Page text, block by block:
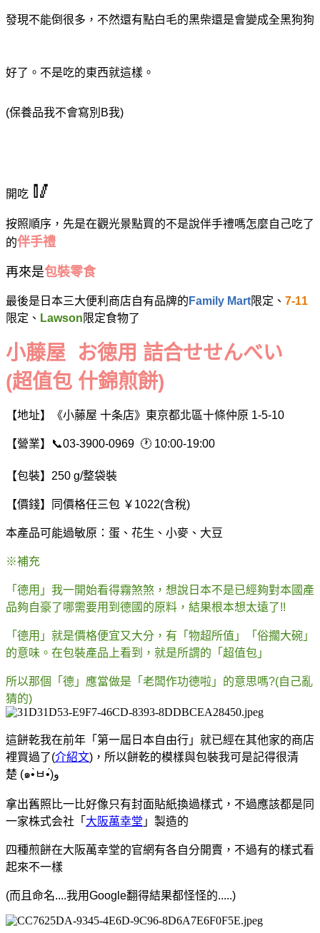
發現不能倒很多，不然還有點白毛的黑柴還是會變成全黑狗狗
好了。不是吃的東西就這樣。
(保養品我不會寫別B我)
開吃 🥢
按照順序，先是在觀光景點買的不是說伴手禮嗎怎麼自己吃了
的伴手禮
再來是包裝零食
最後是日本三大便利商店自有品牌的 Family Mart限定、 7-11
限定、 Lawson 限定食物了
小藤屋 お徳用 詰合せせんべい
(超值包 什錦煎餅)
【地址】《小藤屋 十条店》東京都北區十條仲原 1-5-10
【營業】📞03-3900-0969 🕐 10:00-19:00
【包裝】250 g/整袋裝
【價錢】同價格任三包 ￥1022(含稅)
本產品可能過敏原：蛋、花生、小麥、大豆
※補充
「德用」我一開始看得霧煞煞，想說日本不是已經夠對本國產
品夠自豪了哪需要用到德國的原料， 結果根本想太遠了!!
「德用」就是價格便宜又大分，有「物超所值」「俗擱大碗」
的意味。在包裝產品上看到 ，就是所謂的「超值包」
所以那個「德」應當做是「老闆作功德啦」的意思嗎?(自己亂
猜的)
這餅乾我在前年「第一屆日本自由行」就已經在其他家的商店
裡買過了(介紹文)，所以餅乾的模樣與包裝我可是記得很清
楚 (๑•̀ㅂ•́)و
拿出舊照比一比好像只有封面貼紙換過樣式，不過應該都是同
一家株式会社「 大阪萬幸堂 」製造的
四種煎餅在大阪萬幸堂的官網有各自分開賣，不過有的樣式看
起來不一樣
(而且命名....我用Google翻得結果都怪怪的.....)